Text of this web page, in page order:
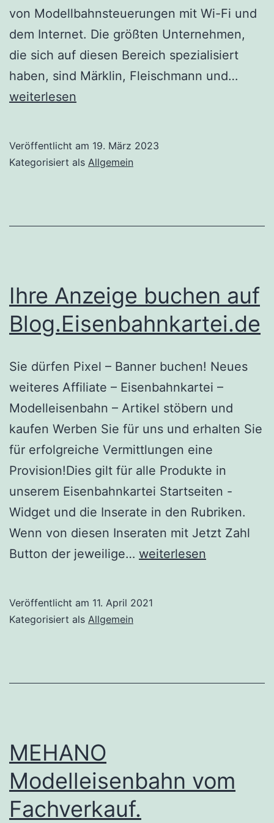
von Modellbahnsteuerungen mit Wi-Fi und
dem Internet. Die größten Unternehmen,
die sich auf diesen Bereich spezialisiert
haben, sind Märklin, Fleischmann und…
weiterlesen
Veröffentlicht am 19. März 2023
Kategorisiert als Allgemein
Ihre Anzeige buchen auf
Blog.Eisenbahnkartei.de
Sie dürfen Pixel – Banner buchen! Neues
weiteres Affiliate – Eisenbahnkartei –
Modelleisenbahn – Artikel stöbern und
kaufen Werben Sie für uns und erhalten Sie
für erfolgreiche Vermittlungen eine
Provision!Dies gilt für alle Produkte in
unserem Eisenbahnkartei Startseiten -
Widget und die Inserate in den Rubriken.
Wenn von diesen Inseraten mit Jetzt Zahl
Button der jeweilige… Ihre
weiterlesen
Veröffentlicht am 11. April 2021
Kategorisiert als Allgemein
MEHANO
Modelleisenbahn vom
Fachverkauf.